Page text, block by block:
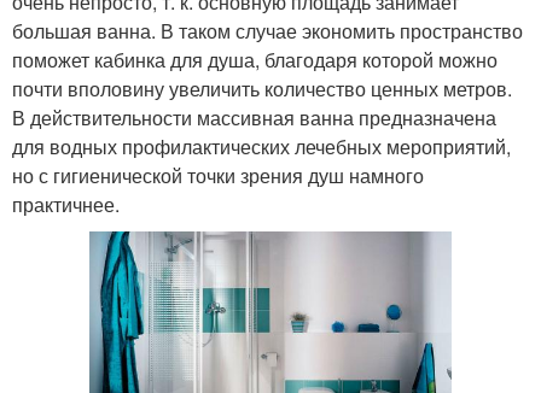
большая ванна. В таком случае экономить пространство
поможет кабинка для душа, благодаря которой можно
почти вполовину увеличить количество ценных метров.
В действительности массивная ванна предназначена
для водных профилактических лечебных мероприятий,
но с гигиенической точки зрения душ намного
практичнее.